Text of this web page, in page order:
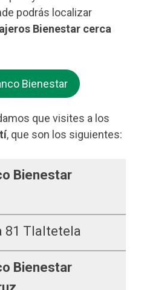
podrás localizar
Bienestar cerca
Bienestar
que visites a los
, que son los siguientes:
Bienestar
81 Tlaltetela
Bienestar